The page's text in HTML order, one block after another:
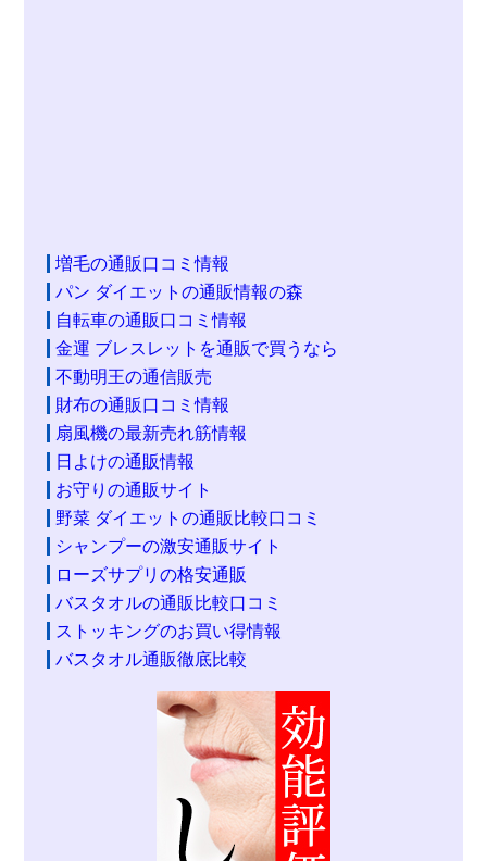
増毛の通販口コミ情報
パン ダイエットの通販情報の森
自転車の通販口コミ情報
金運 ブレスレットを通販で買うなら
不動明王の通信販売
財布の通販口コミ情報
扇風機の最新売れ筋情報
日よけの通販情報
お守りの通販サイト
野菜 ダイエットの通販比較口コミ
シャンプーの激安通販サイト
ローズサプリの格安通販
バスタオルの通販比較口コミ
ストッキングのお買い得情報
バスタオル通販徹底比較